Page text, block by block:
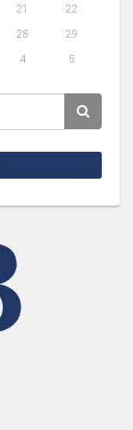
21
22
28
29
4 5